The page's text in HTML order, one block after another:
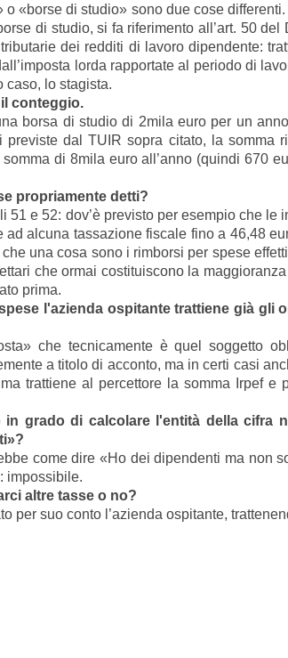
«borse di studio» sono due cose
di studio, si fa riferimento all’art. 50
dei redditi di lavoro dipendente:
lorda rapportate al periodo di
caso, lo stagista.
conteggio.
borsa di studio di 2mila euro per un
dal TUIR sopra citato, la somma
di 8mila euro all’anno (quindi 670
propriamente detti?
e 52: dov’è previsto per esempio che le
alcuna tassazione fiscale fino a 46,48
una cosa sono i rimborsi per spese
che ormai costituiscono la
prima.
l'azienda ospitante trattiene già gli
che tecnicamente è quel soggetto
a titolo di acconto, ma in certi casi
trattiene al percettore la somma Irpef
in grado di calcolare l'entità della cifra
come dire «Ho dei dipendenti ma non
impossibile.
altre tasse o no?
per suo conto l’azienda ospitante,